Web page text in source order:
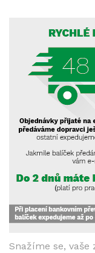
Snažíme se,